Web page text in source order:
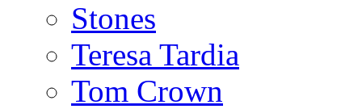
Stones
Teresa Tardia
Tom Crown